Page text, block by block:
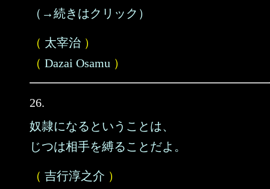
（→続きはクリック）
（ 太宰治 ）
（ Dazai Osamu ）
26.
奴隷になるということは、
じつは相手を縛ることだよ。
（ 吉行淳之介 ）